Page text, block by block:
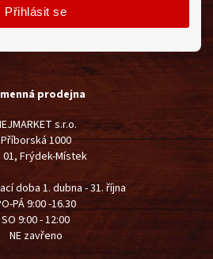
prodejna
s.r.o.
Příborská 1000
01, Frýdek-Místek
doba 1. dubna - 31. října
PÁ 9:00 -16.30
SO 9:00 - 12:00
NE zavřeno
Přihlásit se